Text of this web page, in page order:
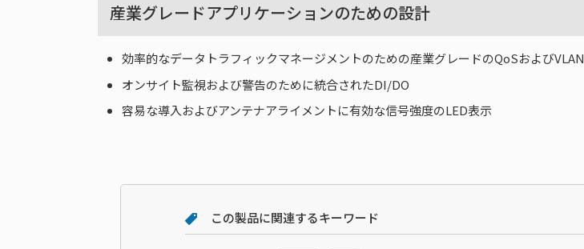
産業グレードアプリケーションのための設計
効率的なデータトラフィックマネージメントのための産業グレードのQoSおよびVLAN
オンサイト監視および警告のために統合されたDI/DO
容易な導入およびアンテナアライメントに有効な信号強度のLED表示
この製品に関連するキーワード